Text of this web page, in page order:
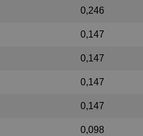
0,246
0,147
0,147
0,147
0,147
0,098